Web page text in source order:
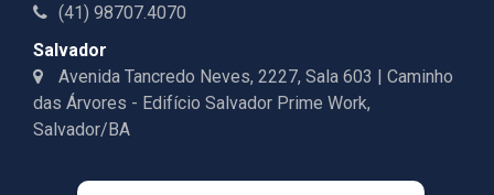
(41) 98707.4070
Salvador
Avenida Tancredo Neves, 2227, Sala 603 | Caminho
das Árvores - Edifício Salvador Prime Work,
Salvador/BA